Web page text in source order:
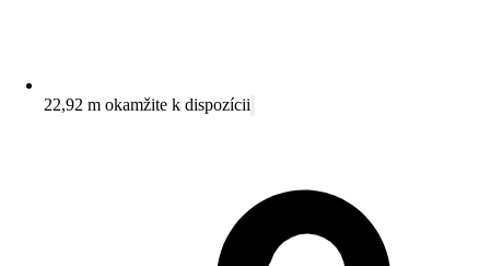
22,92 m okamžite k dispozícii